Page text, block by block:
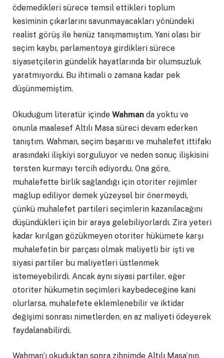
ödemedikleri sürece temsil ettikleri toplum
kesiminin çıkarlarını savunmayacakları yönündeki
realist görüş ile henüz tanışmamıştım. Yani olası bir
seçim kaybı, parlamentoya girdikleri sürece
siyasetçilerin gündelik hayatlarında bir olumsuzluk
yaratmıyordu. Bu ihtimali o zamana kadar pek
düşünmemiştim.
Okuduğum literatür içinde Wahman da yoktu ve
onunla maalesef Altılı Masa süreci devam ederken
tanıştım. Wahman, seçim başarısı ve muhalefet ittifakı
arasındaki ilişkiyi sorguluyor ve neden sonuç ilişkisini
tersten kurmayı tercih ediyordu. Ona göre,
muhalefette birlik sağlandığı için otoriter rejimler
mağlup ediliyor demek yüzeysel bir önermeydi,
çünkü muhalefet partileri seçimlerin kazanılacağını
düşündükleri için bir araya gelebiliyorlardı. Zira yeteri
kadar kırılgan gözükmeyen otoriter hükümete karşı
muhalefetin bir parçası olmak maliyetli bir işti ve
siyasi partiler bu maliyetleri üstlenmek
istemeyebilirdi. Ancak aynı siyasi partiler, eğer
otoriter hükumetin seçimleri kaybedeceğine kani
olurlarsa, muhalefete eklemlenebilir ve iktidar
değişimi sonrası nimetlerden, en az maliyeti ödeyerek
faydalanabilirdi.
Wahman’ı okuduktan sonra zihnimde Altılı Masa’nın,